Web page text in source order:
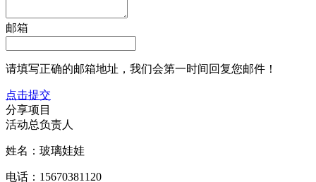
邮箱
请填写正确的邮箱地址，我们会第一时间回复您邮件！
点击提交
分享项目
活动总负责人
姓名：玻璃娃娃
电话：15670381120